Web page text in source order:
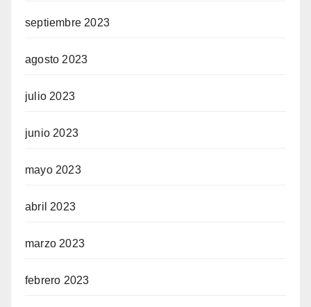
septiembre 2023
agosto 2023
julio 2023
junio 2023
mayo 2023
abril 2023
marzo 2023
febrero 2023